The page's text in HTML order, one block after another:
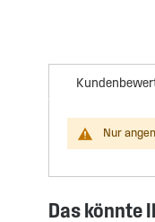
Nur
Das könnte